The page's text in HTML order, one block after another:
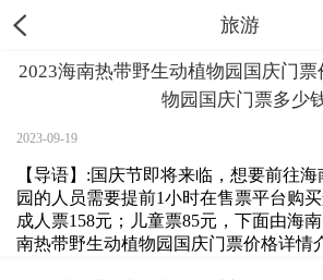
旅游
2023海南热带野生动植物园国庆门
物园国庆门票多少
2023-09-19
【导语】:国庆节即将来临，想要前往
园的人员需要提前1小时在售票平台购
成人票158元；儿童票85元，下面由海
南热带野生动植物园国庆门票价格详情